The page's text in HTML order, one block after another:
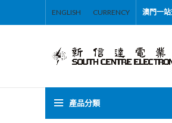
ENGLISH CURRENCY 澳門一
產品分類